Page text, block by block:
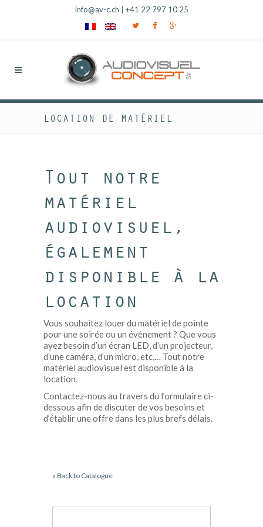
info@av-c.ch +41 22 797 10 25
LOCATION DE MATÉRIEL
Tout notre
matériel
audiovisuel,
également
disponible à la
location
Vous souhaitez louer du matériel de pointe
pour une soirée ou un événement ? Que vous
ayez besoin d’un écran LED, d’un projecteur,
d’une caméra, d’un micro, etc,… Tout notre
matériel audiovisuel est disponible à la
location.
Contactez-nous au travers du formulaire ci-
dessous afin de discuter de vos besoins et
d’établir une offre dans les plus brefs délais.
« Back to Catalogue